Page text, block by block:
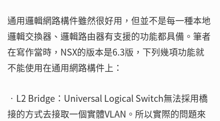
通用邏輯網路構件雖然很好用，但並不是每一種本地
邏輯交換器、邏輯路由器有支援的功能都具備。筆者
在寫作當時，NSX的版本是6.3版，下列幾項功能就
不能使用在通用網路構件上：
‧L2 Bridge：Universal Logical Switch無法採用橋
接的方式去接取一個實體VLAN。所以實際的問題來